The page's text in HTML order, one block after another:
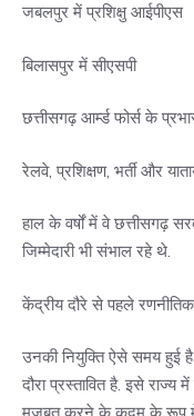
जबलपुर में प्रशिक्षु आईपीएस
बिलासपुर में सीएसपी
छत्तीसगढ़ आर्म्ड फोर्स के
रेलवे, प्रशिक्षण, भर्ती और
हाल के वर्षों में वे छत्तीसगढ़
जिम्मेदारी भी संभाल रहे थे.
केंद्रीय दौरे से पहले रणनीतिक
उनकी नियुक्ति ऐसे समय हुई
दौरा प्रस्तावित है. इसे